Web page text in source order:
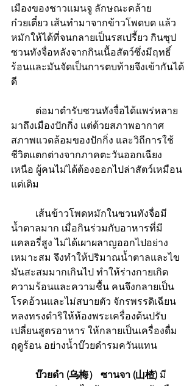
เมืองของชาวแมนจู ลักษณะคล้าย
ก๋วยเตี๋ยว เส้นทำมาจากข้าวโพดบด แล้ว
หมักให้ได้ที่จนกลายเป็นรสเปรี้ยว กินซุป
ซวนทังจื่อหลังจากกินเนื้อสัตว์ซึ่งมีฤทธิ์
ร้อนและมันจัดเป็นการตบท้ายจึงเข้ากันได้
ดี
มาถึงเมืองปักกิ่ง แต่ด้วยสภาพอากาศ
สภาพแวดล้อมของปักกิ่ง และวิถีการใช้
ชีวิตแตกต่างจากภาคตะวันออกเฉียง
เหนือ ผู้คนไม่ได้ต้องออกไปล่าสัตว์เหมือน
แต่เดิม
น้ำตาลมาก เมื่อกินร่วมกับอาหารที่มี
แคลอรี่สูง ไม่ได้เผาผลาญออกไปอย่าง
เหมาะสม จึงทำให้ปริมาณน้ำตาลและไข
มันสะสมมากเกินไป ทำให้ร่างกายเกิด
ความร้อนและความชื้น คนจึงกลายเป็น
โรคอ้วนและไม่สบายตัว จักรพรรดิเฉียน
หลงทรงดำริให้ห้องพระเครื่องต้นปรับ
เปลี่ยนสูตรอาหาร ให้กลายเป็นเครื่องดื่ม
ฤดูร้อน อย่างน้ำบ๊วยดำรมควันแทน
บ๊วยดำ (乌梅） ซานจา (山楂) มี